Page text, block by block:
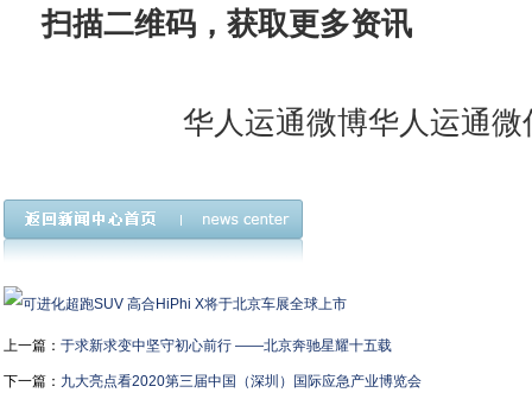
扫描二维码，获取更多资讯
华人运通微博华人运通微
上一篇： 于求新求变中坚守初心前行 ——北京奔驰星耀十五载
下一篇： 九大亮点看2020第三届中国（深圳）国际应急产业博览会